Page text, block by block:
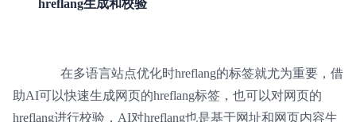
hreflang生成和校验
在多语言站点优化时hreflang的标签就尤为重要，借
助AI可以快速生成网页的hreflang标签，也可以对网页的
hreflang进行校验，AI对hreflang也是基于网址和网页内容生